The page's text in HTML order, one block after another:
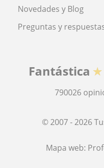
Novedades y Blog
Preguntas y
Fantástica
790026
© 2007 - 2026
Mapa web: